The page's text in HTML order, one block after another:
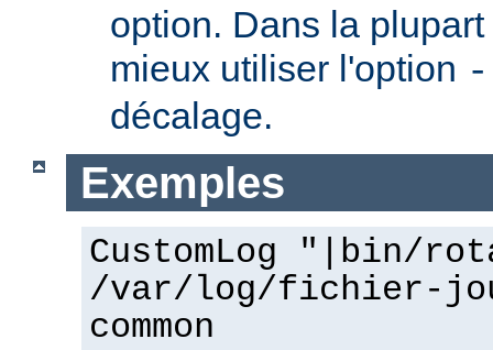
option. Dans la
mieux utiliser l'option
décalage.
Exemples
CustomLog "|bin/
/var/log/fichier-
common